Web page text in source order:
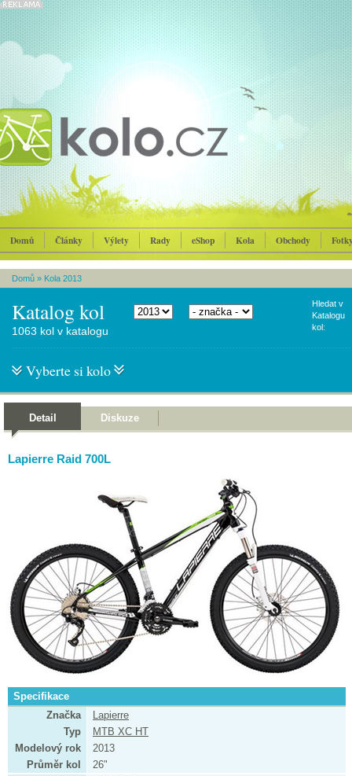
Domů Články Výlety Rady eShop Kola Obchody
Domů » Kola 2013
Katalog kol
Hledat v
Katalogu
kol:
1063 kol v katalogu
Vyberte si kolo
Detail Diskuze
Lapierre Raid 700L
Specifikace
Značka
Lapierre
Typ
MTB XC HT
Modelový rok
2013
Průměr kol
26"